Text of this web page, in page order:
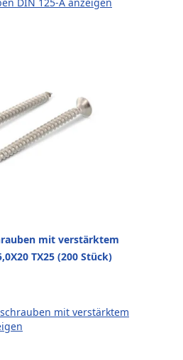
mit verstärktem
TX25 (200 Stück)
mit verstärktem